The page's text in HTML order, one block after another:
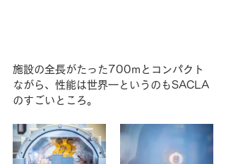
施設の全長がたった700mとコンパクト
ながら、性能は世界一というのもSACLA
のすごいところ。